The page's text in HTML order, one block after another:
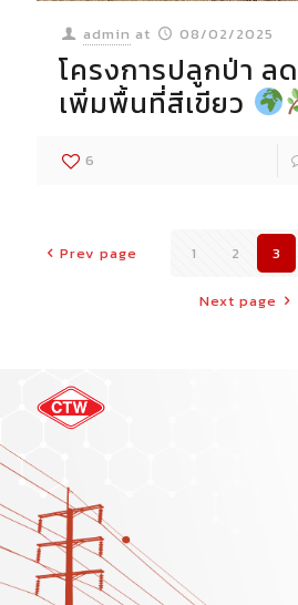
admin at 08/02/2025
โครงการปลูกป่า ล
เพิ่มพื้นที่สีเขียว
6
Prev page 1 2 3
Next page